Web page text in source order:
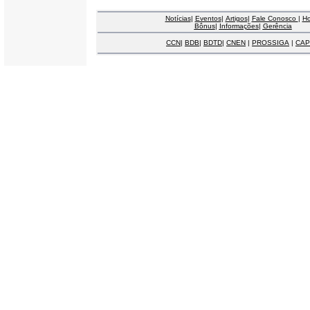
Notícias| Eventos| Artigos| Fale Conosco |
Bônus| Informações| Gerência
CCN| BDB| BDTD| CNEN | PROSSIGA |